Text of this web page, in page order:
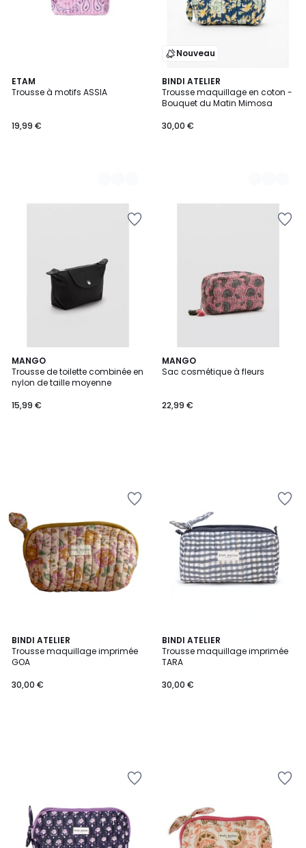
ETAM
Trousse à motifs ASSIA
19,99 €
2
Couleurs
Nouveau
BINDI ATELIER
Trousse maquillage en coton -
Bouquet du Matin Mimosa
30,00 €
4
Couleurs
MANGO
Trousse de toilette combinée en
nylon de taille moyenne
15,99 €
MANGO
Sac cosmétique à fleurs
22,99 €
BINDI ATELIER
Trousse maquillage imprimée
GOA
30,00 €
BINDI ATELIER
Trousse maquillage imprimée
TARA
30,00 €